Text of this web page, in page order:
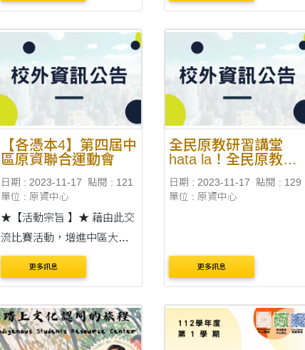
【各憑本4】第四屆中
區原資聯合運動會
日期 : 2023-11-17
點閱 : 121
單位 : 原資中心
★【活動宗旨 】★ 藉由此交
流比賽活動，增進中區大專
校院原住民族學生資源中心
之情誼，落實原住民族之精
學生有發揮自己技能的平
台，盡情揮灑年輕人的熱情
更多訊息
全民原教研習講堂
hata la！全民原教走
日期 : 2023-11-17
點閱 : 129
單位 : 原資中心
更多訊息